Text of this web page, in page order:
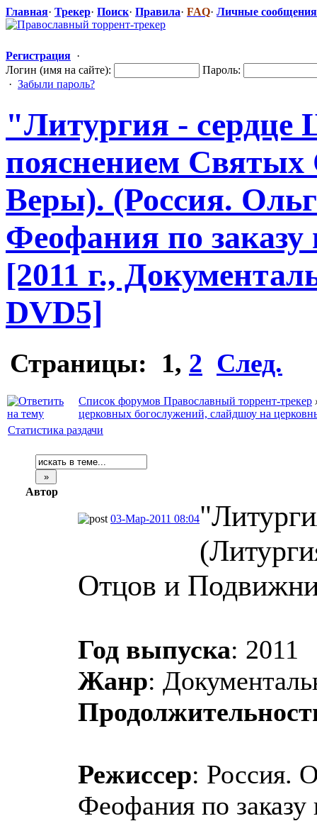
Главная· Трекер· Поиск· Правила· FAQ· Личные сообщения
Регистрация ·
Логин (имя на сайте):
Пароль:
· Забыли пароль?
"Литурги​я - сердце
пояснением
Веры). (Россия.
Феофания по заказу
[2011 г.,
DVD5]
Страницы: 1, 2 След.
Список форумов Православный торрент-трекер
церковных богослужений, слайдшоу на
Статистика раздачи
Автор
03-Мар-2011 08:04
Отцов и
Год выпуска: 2011
Жанр:
Режиссер: Россия.
Феофания по заказу